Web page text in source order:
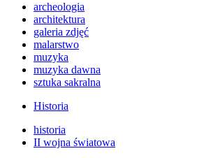
archeologia
architektura
galeria zdjęć
malarstwo
muzyka
muzyka dawna
sztuka sakralna
Historia
historia
II wojna światowa